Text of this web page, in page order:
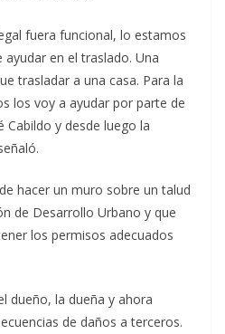
fuera funcional, lo estamos
en el traslado. Una
trasladar a una casa. Para la
los voy a ayudar por parte de
y desde luego la
hacer un muro sobre un talud
de Desarrollo Urbano y que
los permisos adecuados
dueño, la dueña y ahora
de daños a terceros.